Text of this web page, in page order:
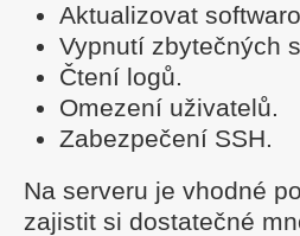
Aktualizovat
Vypnutí zbytečných
Čtení logů.
Omezení uživatelů.
Zabezpečení SSH.
Na serveru je vhodné
zajistit si dostatečné